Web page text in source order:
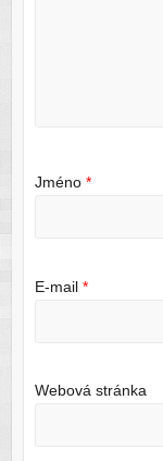
Jméno *
E-mail *
Webová stránka